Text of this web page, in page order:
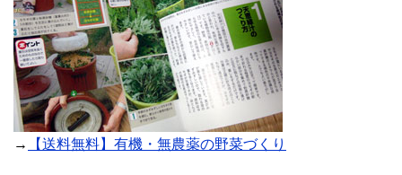
→ 【送料無料】有機・無農薬の野菜づくり